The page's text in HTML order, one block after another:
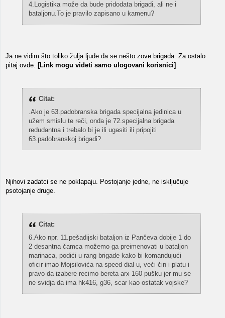
4.Logistika može da bude pridodata brigadi, ali ne i
bataljonu.To je pravilo zapisano u kamenu?
Ja ne vidim što toliko žulja ljude da se nešto zove brigada. Za ostalo
pitaj ovde. [Link mogu videti samo ulogovani korisnici]
Citat:
.Ako je 63.padobranska brigada specijalna jedinica u
užem smislu te reči, onda je 72.specijalna brigada
redudantna i trebalo bi je ili ugasiti ili pripojiti
63.padobranskoj brigadi?
Njihovi zadatci se ne poklapaju. Postojanje jedne, ne isključuje
psotojanje druge.
Citat:
6.Ako npr. 11.pešadijski bataljon iz Pančeva dobije 1 do
2 desantna čamca možemo ga preimenovati u bataljon
marinaca, podići u rang brigade kako bi komandujući
oficir imao Mojsilovića na speed dial-u, veći čin i platu i
pravo da izabere recimo bereta arx 160 pušku jer mu se
ne svidja da ima hk416, g36, scar kao ostatak vojske?